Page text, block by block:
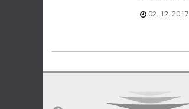
02. 12. 2017